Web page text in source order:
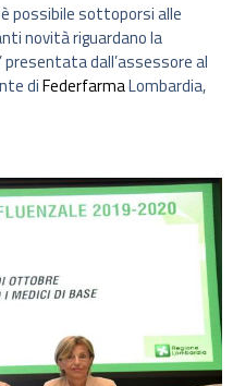
possibile sottoporsi alle
novità riguardano la
presentata dall’assessore al
diFederfarmaLombardia,